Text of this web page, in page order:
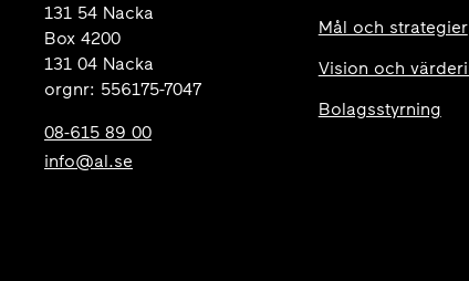
131 54 Nacka
Box 4200
131 04 Nacka
orgnr: 556175-7047
08-615 89 00
info@al.se
Mål och strategier
Vision och
Bolagsstyrning